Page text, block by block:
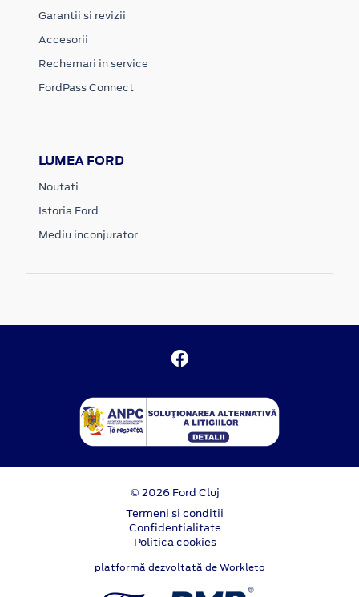
Garantii si revizii
Accesorii
Rechemari in service
FordPass Connect
LUMEA FORD
Noutati
Istoria Ford
Mediu inconjurator
© 2026 Ford Cluj
Termeni si conditii
Confidentialitate
Politica cookies
platformă dezvoltată de Workleto